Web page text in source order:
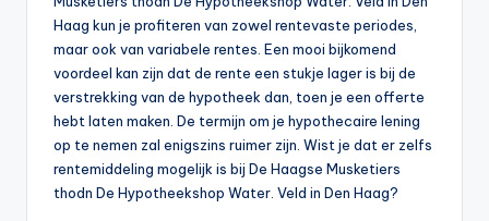
Haag kun je profiteren van zowel rentevaste periodes,
maar ook van variabele rentes. Een mooi bijkomend
voordeel kan zijn dat de rente een stukje lager is bij de
verstrekking van de hypotheek dan, toen je een offerte
hebt laten maken. De termijn om je hypothecaire lening
op te nemen zal enigszins ruimer zijn. Wist je dat er zelfs
rentemiddeling mogelijk is bij De Haagse Musketiers
thodn De Hypotheekshop Water. Veld in Den Haag?